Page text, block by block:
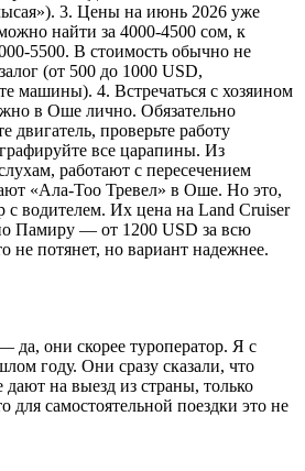
3. Цены на июнь 2026 уже
найти за 4000-4500 сом, к
5500. В стоимость обычно не
(от 500 до 1000 USD,
машины). 4. Встречаться с хозяином
в Оше лично. Обязательно
двигатель, проверьте работу
все царапины. Из
работают с пересечением
«Ала-Тоо Тревел» в Оше. Но это,
с водителем. Их цена на Land Cruiser
Памиру — от 1200 USD за всю
потянет, но вариант надежнее.
они скорее туроператор. Я с
году. Они сразу сказали, что
на выезд из страны, только
для самостоятельной поездки это не